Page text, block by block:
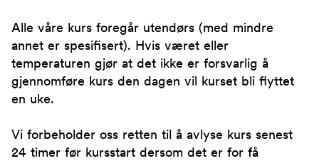
Alle våre kurs foregår utendørs (med mindre
annet er spesifisert). Hvis været eller
temperaturen gjør at det ikke er forsvarlig å
gjennomføre kurs den dagen vil kurset bli flyttet
en uke.
Vi forbeholder oss retten til å avlyse kurs senest
24 timer før kursstart dersom det er for få